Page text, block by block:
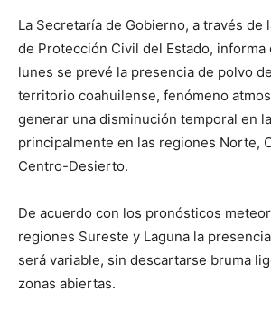
La Secretaría de Gobierno, a través de
de Protección Civil del Estado, informa
lunes se prevé la presencia de polvo
territorio coahuilense, fenómeno
generar una disminución temporal en
principalmente en las regiones Norte,
Centro-Desierto.
De acuerdo con los pronósticos
regiones Sureste y Laguna la
será variable, sin descartarse bruma
zonas abiertas.